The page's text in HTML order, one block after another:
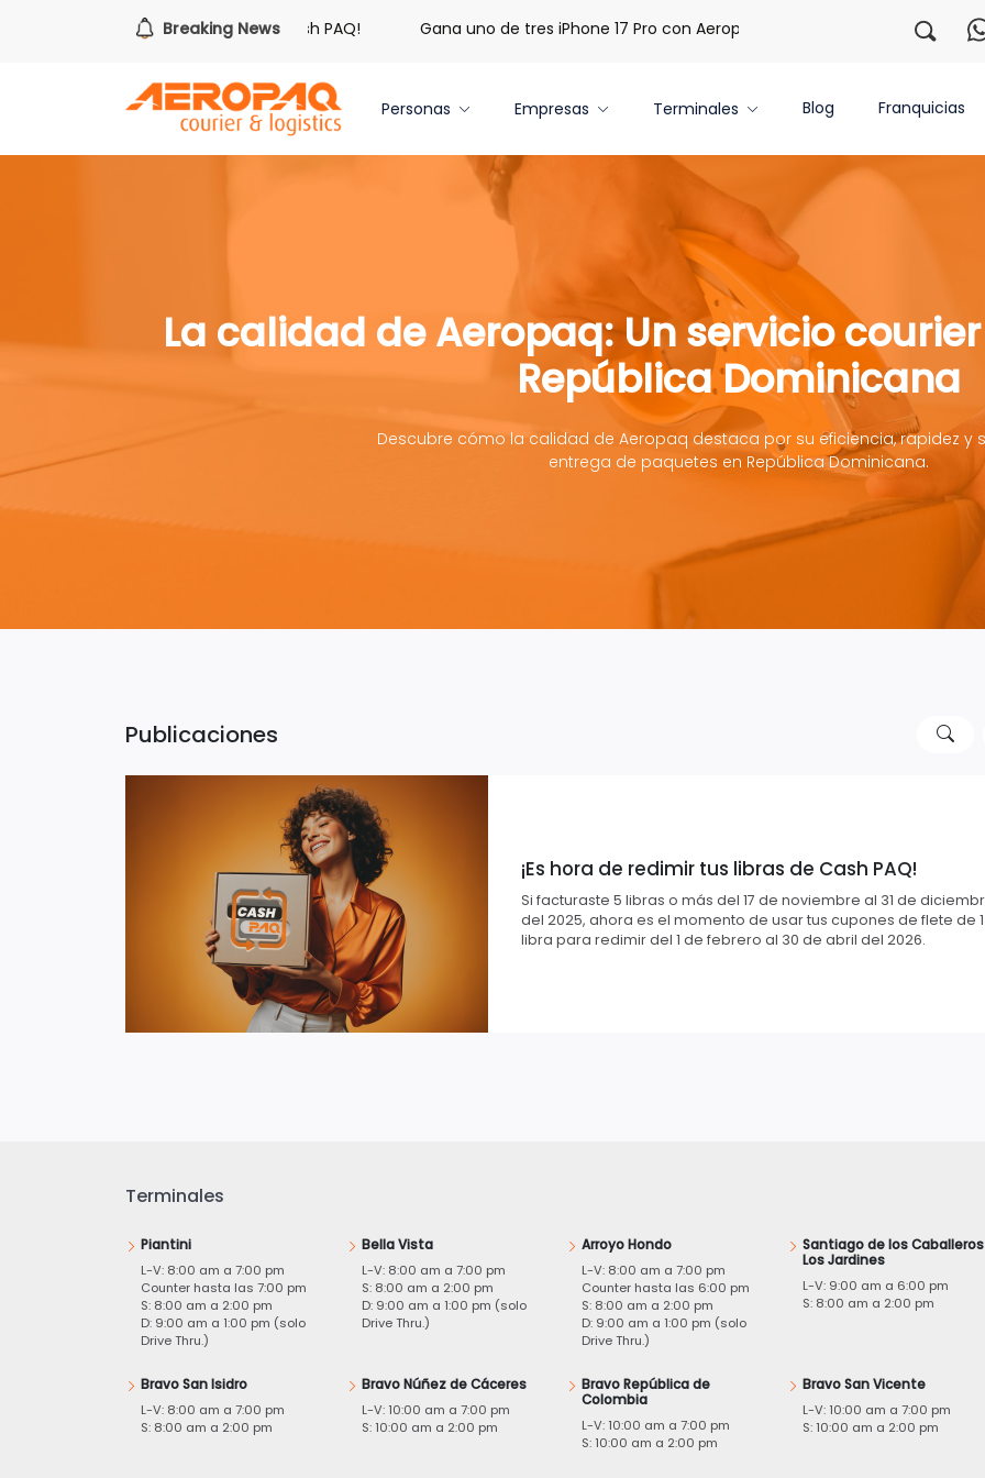
Breaking News
¡Es hora de redimir tus libras de Cash PAQ! Gana uno de tres iPhone 17 Pro con Aeropaq Prime ¡Regístrate con
Personas Empresas Terminales Blog Franquicias
La calidad de Aeropaq: Un servicio
República Dominicana
Descubre cómo la calidad de Aeropaq destaca por su eficiencia, rapidez y
entrega de paquetes en República Dominicana.
Publicaciones
¡Es hora de redimir tus libras de Cash PAQ!
Si facturaste 5 libras o más del 17 de noviembre al 31 de
del 2025, ahora es el momento de usar tus cupones de flete de 1
libra para redimir del 1 de febrero al 30 de abril del 2026.
Terminales
Piantini
L-V: 8:00 am a 7:00 pm
Counter hasta las 7:00 pm
S: 8:00 am a 2:00 pm
D: 9:00 am a 1:00 pm (solo
Drive Thru.)
Bella Vista
L-V: 8:00 am a 7:00 pm
S: 8:00 am a 2:00 pm
D: 9:00 am a 1:00 pm (solo
Drive Thru.)
Arroyo Hondo
L-V: 8:00 am a 7:00 pm
Counter hasta las 6:00 pm
S: 8:00 am a 2:00 pm
D: 9:00 am a 1:00 pm (solo
Drive Thru.)
Santiago de los
Los Jardines
L-V: 9:00 am a 6:00 pm
S: 8:00 am a 2:00 pm
Bravo San Isidro
L-V: 8:00 am a 7:00 pm
S: 8:00 am a 2:00 pm
Bravo Núñez de Cáceres
L-V: 10:00 am a 7:00 pm
S: 10:00 am a 2:00 pm
Bravo República de
Colombia
L-V: 10:00 am a 7:00 pm
S: 10:00 am a 2:00 pm
Bravo San Vicente
L-V: 10:00 am a 7:00 pm
S: 10:00 am a 2:00 pm